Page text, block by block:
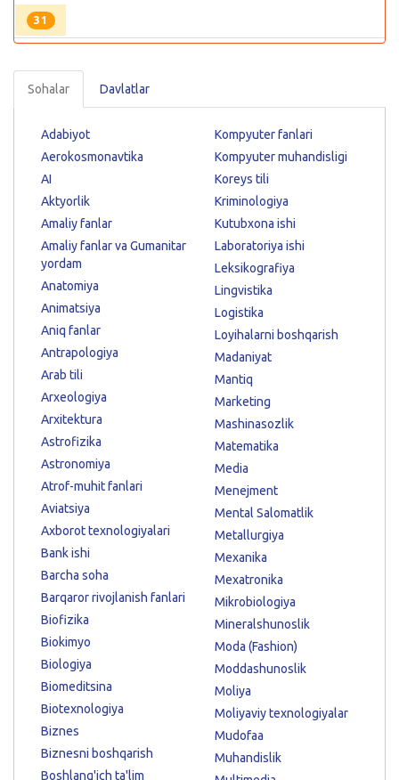
31
Sohalar Davlatlar
Adabiyot
Aerokosmonavtika
AI
Aktyorlik
Amaliy fanlar
Amaliy fanlar va Gumanitar
yordam
Anatomiya
Animatsiya
Aniq fanlar
Antrapologiya
Arab tili
Arxeologiya
Arxitektura
Astrofizika
Astronomiya
Atrof-muhit fanlari
Aviatsiya
Axborot texnologiyalari
Bank ishi
Barcha soha
Barqaror rivojlanish fanlari
Biofizika
Biokimyo
Biologiya
Biomeditsina
Biotexnologiya
Biznes
Biznesni boshqarish
Boshlang'ich ta'lim
Kompyuter fanlari
Kompyuter muhandisligi
Koreys tili
Kriminologiya
Kutubxona ishi
Laboratoriya ishi
Leksikografiya
Lingvistika
Logistika
Loyihalarni boshqarish
Madaniyat
Mantiq
Marketing
Mashinasozlik
Matematika
Media
Menejment
Mental Salomatlik
Metallurgiya
Mexanika
Mexatronika
Mikrobiologiya
Mineralshunoslik
Moda (Fashion)
Moddashunoslik
Moliya
Moliyaviy texnologiyalar
Mudofaa
Muhandislik